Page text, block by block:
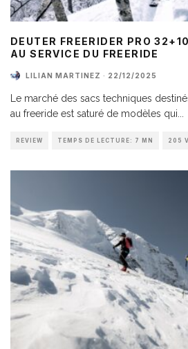
DEUTER FREERIDER PRO
AU SERVICE DU FREERIDE
LILIAN MARTINEZ · 22/12/2025
Le marché des sacs techniques
au freeride est saturé de modèles qui
REVIEW TEMPS DE LECTURE: 7 MN 205